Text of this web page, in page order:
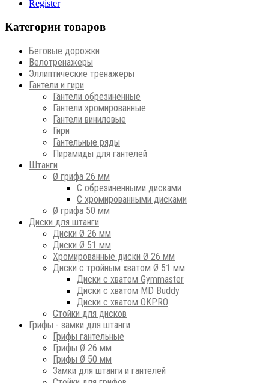
Register
Категории товаров
Беговые дорожки
Велотренажеры
Эллиптические тренажеры
Гантели и гири
Гантели обрезиненные
Гантели хромированные
Гантели виниловые
Гири
Гантельные ряды
Пирамиды для гантелей
Штанги
Ø грифа 26 мм
С обрезиненными дисками
С хромированными дисками
Ø грифа 50 мм
Диски для штанги
Диски Ø 26 мм
Диски Ø 51 мм
Хромированные диски Ø 26 мм
Диски с тройным хватом Ø 51 мм
Диски с хватом Gymmaster
Диски с хватом MD Buddy
Диски с хватом OKPRO
Стойки для дисков
Грифы - замки для штанги
Грифы гантельные
Грифы Ø 26 мм
Грифы Ø 50 мм
Замки для штанги и гантелей